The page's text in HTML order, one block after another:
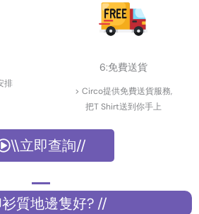
排
6:免費送貨
> Circo提供免費送貨服務,
把T Shirt送到你手上
\\立即查詢//
質地邊隻好? //